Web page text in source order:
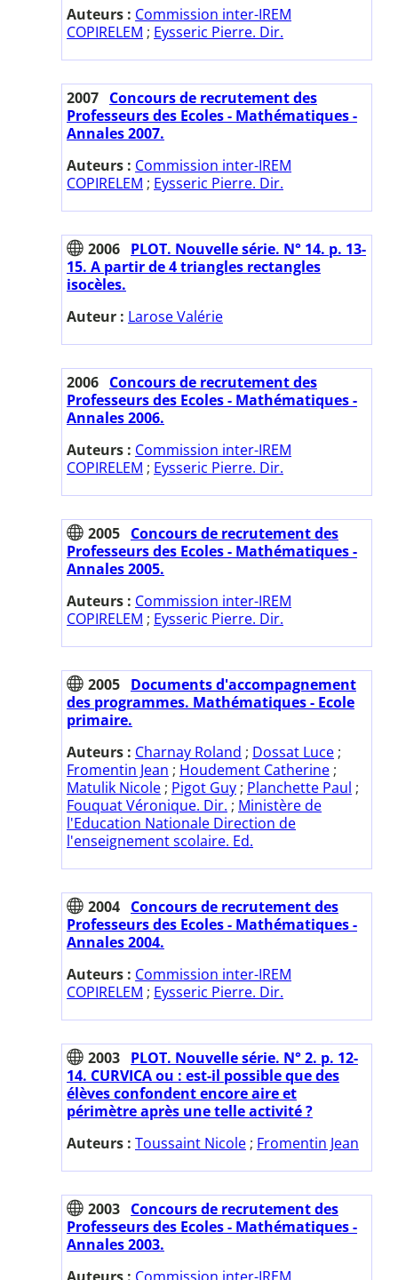
Auteurs : Commission inter-IREM
COPIRELEM ; Eysseric Pierre. Dir.
2007 Concours de recrutement des
Professeurs des Ecoles - Mathématiques -
Annales 2007.
Auteurs : Commission inter-IREM
COPIRELEM ; Eysseric Pierre. Dir.
2006 PLOT. Nouvelle série. N° 14. p. 13-
15. A partir de 4 triangles rectangles
isocèles.
Auteur : Larose Valérie
2006 Concours de recrutement des
Professeurs des Ecoles - Mathématiques -
Annales 2006.
Auteurs : Commission inter-IREM
COPIRELEM ; Eysseric Pierre. Dir.
2005 Concours de recrutement des
Professeurs des Ecoles - Mathématiques -
Annales 2005.
Auteurs : Commission inter-IREM
COPIRELEM ; Eysseric Pierre. Dir.
2005 Documents d'accompagnement
des programmes. Mathématiques - Ecole
primaire.
Auteurs : Charnay Roland ; Dossat Luce ;
Fromentin Jean ; Houdement Catherine ;
Matulik Nicole ; Pigot Guy ; Planchette Paul ;
Fouquat Véronique. Dir. ; Ministère de
l'Education Nationale Direction de
l'enseignement scolaire. Ed.
2004 Concours de recrutement des
Professeurs des Ecoles - Mathématiques -
Annales 2004.
Auteurs : Commission inter-IREM
COPIRELEM ; Eysseric Pierre. Dir.
2003 PLOT. Nouvelle série. N° 2. p. 12-
14. CURVICA ou : est-il possible que des
élèves confondent encore aire et
périmètre après une telle activité ?
Auteurs : Toussaint Nicole ; Fromentin Jean
2003 Concours de recrutement des
Professeurs des Ecoles - Mathématiques -
Annales 2003.